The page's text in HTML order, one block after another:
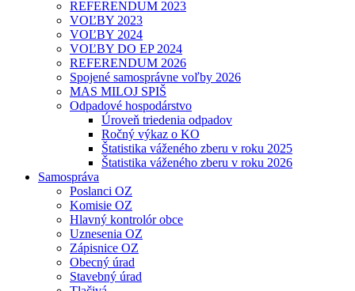
REFERENDUM 2023
VOĽBY 2023
VOĽBY 2024
VOĽBY DO EP 2024
REFERENDUM 2026
Spojené samosprávne voľby 2026
MAS MILOJ SPIŠ
Odpadové hospodárstvo
Úroveň triedenia odpadov
Ročný výkaz o KO
Štatistika váženého zberu v roku 2025
Štatistika váženého zberu v roku 2026
Samospráva
Poslanci OZ
Komisie OZ
Hlavný kontrolór obce
Uznesenia OZ
Zápisnice OZ
Obecný úrad
Stavebný úrad